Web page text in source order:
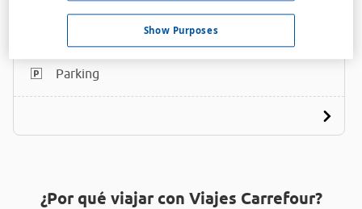
Acceso personas con movilidad reducida
Internet
Parking
¿Por qué viajar con Viajes Carrefour?
Show Purposes